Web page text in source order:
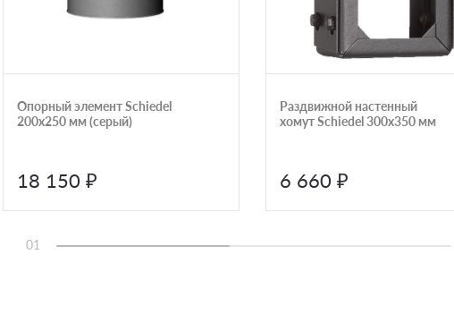
Опорный элемент Schiedel
200х250 мм (серый)
18 150 ₽
Раздвижной настенный
хомут Schiedel 300х350 мм
6 660 ₽
01